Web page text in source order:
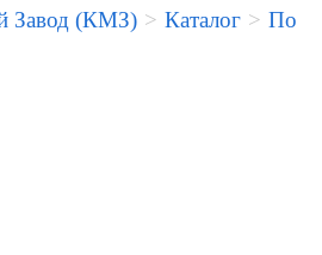
Завод (КМЗ) > Каталог >